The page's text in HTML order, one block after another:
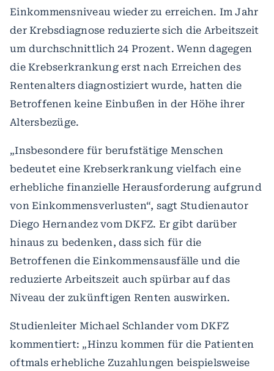
Einkommensniveau wieder zu erreichen. Im Jahr
der Krebsdiagnose reduzierte sich die Arbeitszeit
um durchschnittlich 24 Prozent. Wenn dagegen
die Krebserkrankung erst nach Erreichen des
Rentenalters diagnostiziert wurde, hatten die
Betroffenen keine Einbußen in der Höhe ihrer
Altersbezüge.
„Insbesondere für berufstätige Menschen
bedeutet eine Krebserkrankung vielfach eine
erhebliche finanzielle Herausforderung aufgrund
von Einkommensverlusten“, sagt Studienautor
Diego Hernandez vom DKFZ. Er gibt darüber
hinaus zu bedenken, dass sich für die
Betroffenen die Einkommensausfälle und die
reduzierte Arbeitszeit auch spürbar auf das
Niveau der zukünftigen Renten auswirken.
Studienleiter Michael Schlander vom DKFZ
kommentiert: „Hinzu kommen für die Patienten
oftmals erhebliche Zuzahlungen beispielsweise